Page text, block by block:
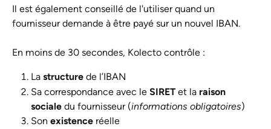
Il est également conseillé de l'utiliser quand un
fournisseur demande à être payé sur un nouvel IBAN.
En moins de 30 secondes, Kolecto contrôle :
La structure de l’IBAN
Sa correspondance avec le SIRET et la raison
sociale du fournisseur (informations obligatoires)
Son existence réelle